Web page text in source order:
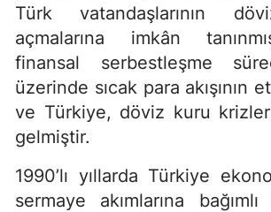
Türk vatandaşlarının
açmalarına imkân
finansal serbestleşme
üzerinde sıcak para akışının
ve Türkiye, döviz kuru
gelmiştir.
1990’lı yıllarda Türkiye
sermaye akımlarına